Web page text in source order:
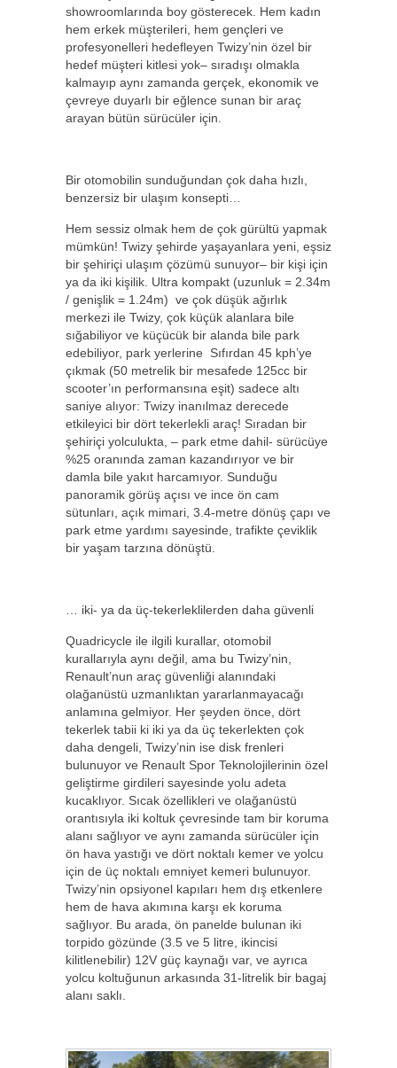
showroomlarında boy gösterecek. Hem kadın
hem erkek müşterileri, hem gençleri ve
profesyonelleri hedefleyen Twizy’nin özel bir
hedef müşteri kitlesi yok– sıradışı olmakla
kalmayıp aynı zamanda gerçek, ekonomik ve
çevreye duyarlı bir eğlence sunan bir araç
arayan bütün sürücüler için.
Bir otomobilin sunduğundan çok daha hızlı,
benzersiz bir ulaşım konsepti…
Hem sessiz olmak hem de çok gürültü yapmak
mümkün! Twizy şehirde yaşayanlara yeni, eşsiz
bir şehiriçi ulaşım çözümü sunuyor– bir kişi için
ya da iki kişilik. Ultra kompakt (uzunluk = 2.34m
/ genişlik = 1.24m) ve çok düşük ağırlık
merkezi ile Twizy, çok küçük alanlara bile
sığabiliyor ve küçücük bir alanda bile park
edebiliyor, park yerlerine Sıfırdan 45 kph’ye
çıkmak (50 metrelik bir mesafede 125cc bir
scooter’ın performansına eşit) sadece altı
saniye alıyor: Twizy inanılmaz derecede
etkileyici bir dört tekerlekli araç! Sıradan bir
şehiriçi yolculukta, – park etme dahil- sürücüye
%25 oranında zaman kazandırıyor ve bir
damla bile yakıt harcamıyor. Sunduğu
panoramik görüş açısı ve ince ön cam
sütunları, açık mimari, 3.4-metre dönüş çapı ve
park etme yardımı sayesinde, trafikte çeviklik
bir yaşam tarzına dönüştü.
… iki- ya da üç-tekerleklilerden daha güvenli
Quadricycle ile ilgili kurallar, otomobil
kurallarıyla aynı değil, ama bu Twizy’nin,
Renault’nun araç güvenliği alanındaki
olağanüstü uzmanlıktan yararlanmayacağı
anlamına gelmiyor. Her şeyden önce, dört
tekerlek tabii ki iki ya da üç tekerlekten çok
daha dengeli, Twizy’nin ise disk frenleri
bulunuyor ve Renault Spor Teknolojilerinin özel
geliştirme girdileri sayesinde yolu adeta
kucaklıyor. Sıcak özellikleri ve olağanüstü
orantısıyla iki koltuk çevresinde tam bir koruma
alanı sağlıyor ve aynı zamanda sürücüler için
ön hava yastığı ve dört noktalı kemer ve yolcu
için de üç noktalı emniyet kemeri bulunuyor.
Twizy’nin opsiyonel kapıları hem dış etkenlere
hem de hava akımına karşı ek koruma
sağlıyor. Bu arada, ön panelde bulunan iki
torpido gözünde (3.5 ve 5 litre, ikincisi
kilitlenebilir) 12V güç kaynağı var, ve ayrıca
yolcu koltuğunun arkasında 31-litrelik bir bagaj
alanı saklı.